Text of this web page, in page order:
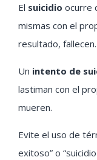
El suicidio ocurre
mismas con el
resultado, fallecen.
Un intento de
lastiman con el
mueren.
Evite el uso de
exitoso” o